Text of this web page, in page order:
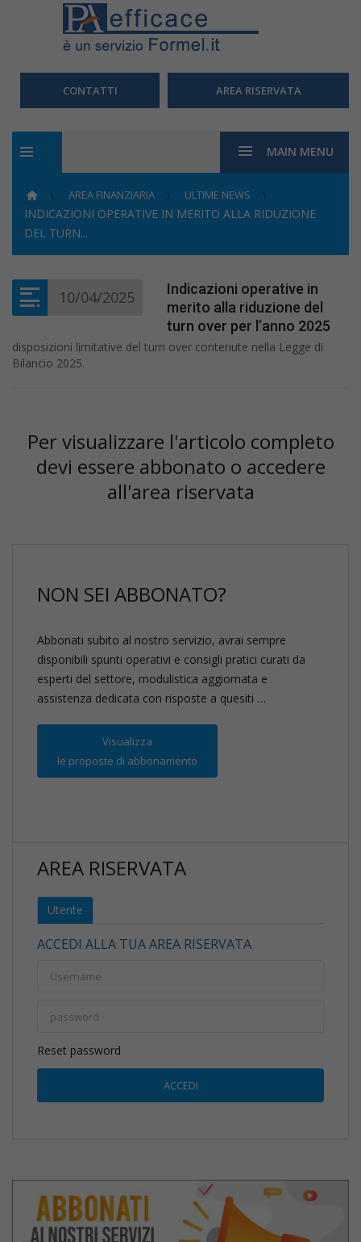
CONTATTI AREA RISERVATA
MAIN MENU
AREA FINANZIARIA ULTIME NEWS
INDICAZIONI OPERATIVE IN MERITO ALLA RIDUZIONE
DEL TURN...
10/04/2025
Indicazioni operative in
merito alla riduzione del
turn over per l’anno 2025
disposizioni limitative del turn over contenute nella Legge di
Bilancio 2025.
Per visualizzare l'articolo completo
devi essere abbonato o accedere
all'area riservata
NON SEI ABBONATO?
Abbonati subito al nostro servizio, avrai sempre
disponibili spunti operativi e consigli pratici curati da
esperti del settore, modulistica aggiornata e
assistenza dedicata con risposte a quesiti …
Visualizza
le proposte di abbonamento
AREA RISERVATA
Utente
ACCEDI ALLA TUA AREA RISERVATA
Reset password